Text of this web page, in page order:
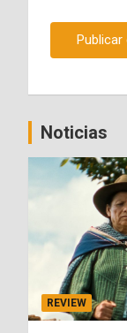
Noticias
REVIEW